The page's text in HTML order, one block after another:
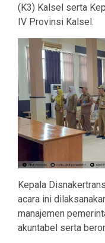
(K3) Kalsel serta
IV Provinsi Kalsel.
Kepala
acara ini
manajemen
akuntabel serta